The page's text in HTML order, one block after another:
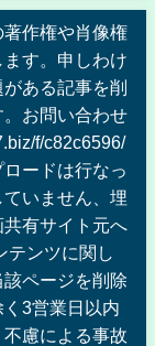
作権や肖像権
す。申しわけ
ある記事を削
お問い合わせ
f/c82c6596/
ードは行なっ
いません、埋
有サイト元へ
テンツに関し
ページを削除
3営業日以内
慮による事故